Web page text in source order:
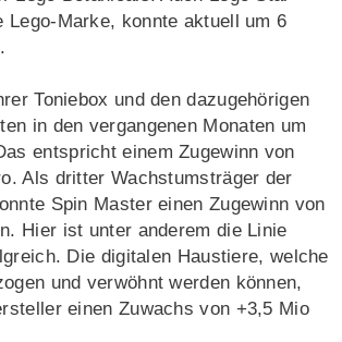
Lego-Marke, konnte aktuell um 6
Toniebox und den dazugehörigen
in den vergangenen Monaten um
entspricht einem Zugewinn von
Als dritter Wachstumsträger der
Spin Master einen Zugewinn von
Hier ist unter anderem die Linie
Die digitalen Haustiere, welche
und verwöhnt werden können,
einen Zuwachs von +3,5 Mio